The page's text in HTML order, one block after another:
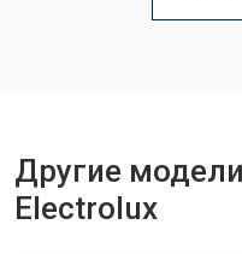
Ремонт чугунной конфорки
Другие
Electrolux